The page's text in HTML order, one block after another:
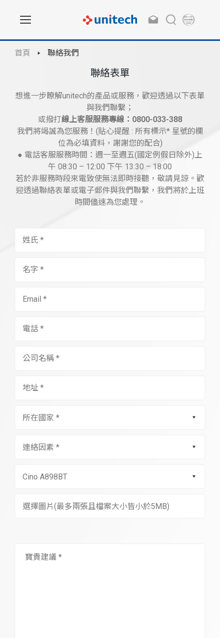
首頁 聯絡我們
聯絡表單
想進一步瞭解unitech的產品或服務，歡迎透過以下表單
與我們聯繫；
或撥打線上客服服務專線：0800-033-388
我們將竭誠為您服務！(貼心提醒 : 所有標示* 星號的欄
位為必填資料，謝謝您的配合)
● 電話客服服務時間：週一至週五(國定例假日除外)上
午 08:30 – 12:00 下午 13:30 – 18:00
若於非服務時段來電致使無法即時接聽，敬請見諒。歡
迎透過聯絡表單或電子郵件與我們聯繫，我們將於上班
時間儘速為您處理。
選擇圖片(最多兩張且檔案大小皆小於5MB)